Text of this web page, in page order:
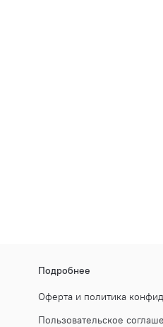
Подробнее
Оферта и политика
Пользовательское